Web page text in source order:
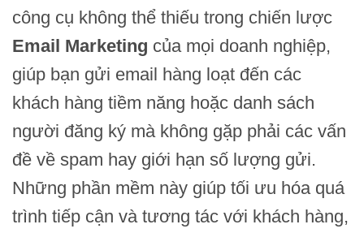
công cụ không thể thiếu trong chiến lược
Email Marketing của mọi doanh nghiệp,
giúp bạn gửi email hàng loạt đến các
khách hàng tiềm năng hoặc danh sách
người đăng ký mà không gặp phải các vấn
đề về spam hay giới hạn số lượng gửi.
Những phần mềm này giúp tối ưu hóa quá
trình tiếp cận và tương tác với khách hàng,